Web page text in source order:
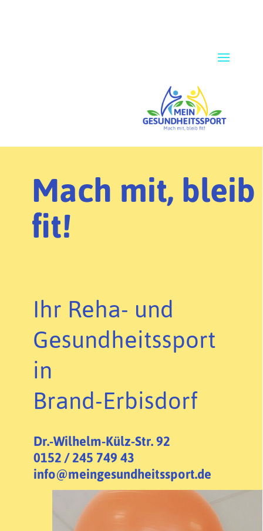
Mach mit, bleib
fit!
Ihr Reha- und
Gesundheitssport
in
Brand-Erbisdorf
Dr.-Wilhelm-Külz-Str. 92
0152 / 245 749 43
info@meingesundheitssport.de